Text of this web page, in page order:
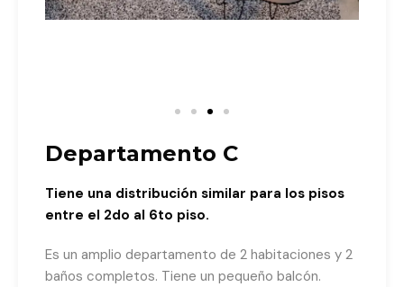
Departamento C
Tiene una distribución similar para los pisos
entre el 2do al 6to piso.
Es un amplio departamento de 2 habitaciones y 2
baños completos. Tiene un pequeño balcón.